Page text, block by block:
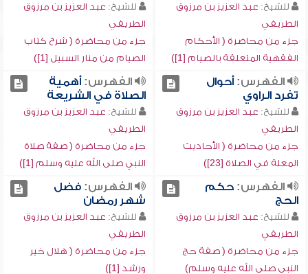
للشيخ: عبد العزيز بن مرزوق
الطريفي
جزء من محاضرة ( الأحكام
الفقهية المتعلقة بالصيام [1])
للشيخ: عبد العزيز بن مرزوق
الطريفي
جزء من محاضرة ( شرح كتاب
الصيام من منار السبيل [1])
الفهرس:أحوال
تفرد الراوي
للشيخ: عبد العزيز بن مرزوق
الطريفي
جزء من محاضرة ( الأحاديث
المعلة في الصلاة [23])
الفهرس:أهمية
الصلاة في الشريعة
للشيخ: عبد العزيز بن مرزوق
الطريفي
جزء من محاضرة ( صفة صلاة
النبي صلى الله عليه وسلم [1])
الفهرس:حكم
الحج
للشيخ: عبد العزيز بن مرزوق
الطريفي
جزء من محاضرة ( صفة حج
النبي صلى الله عليه وسلم)
الفهرس:فضل
شهر رمضان
للشيخ: عبد العزيز بن مرزوق
الطريفي
جزء من محاضرة ( هلال خير
ورشد [1])